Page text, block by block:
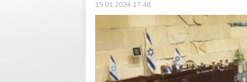
15.01.2024 17:48